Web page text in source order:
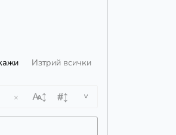
Изтрий всички
× ^